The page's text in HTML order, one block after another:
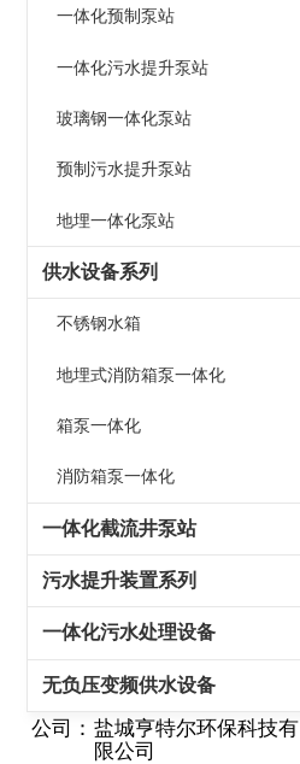
一体化预制泵站
一体化污水提升泵站
玻璃钢一体化泵站
预制污水提升泵站
地埋一体化泵站
供水设备系列
不锈钢水箱
地埋式消防箱泵一体化
箱泵一体化
消防箱泵一体化
一体化截流井泵站
污水提升装置系列
一体化污水处理设备
无负压变频供水设备
公司： 盐城亨特尔环保科技有
限公司